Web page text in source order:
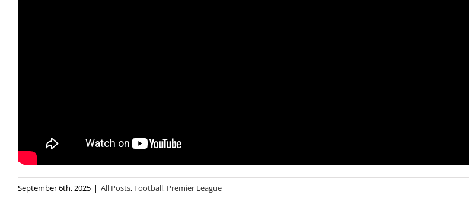
September 6th, 2025 | All Posts, Football, Premier League